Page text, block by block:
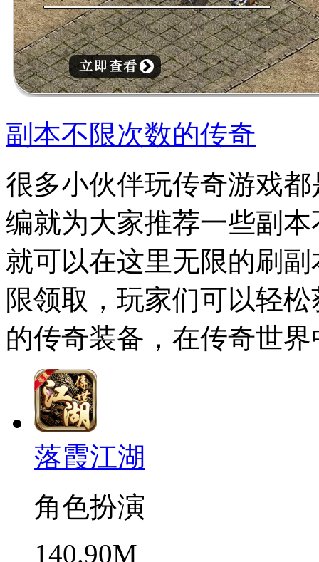
副本不限次数的传奇
很多小伙伴玩传奇游戏
编就为大家推荐一些副
就可以在这里无限的刷
限领取，玩家们可以轻
的传奇装备，在传奇世
落霞江湖
角色扮演
140.90M